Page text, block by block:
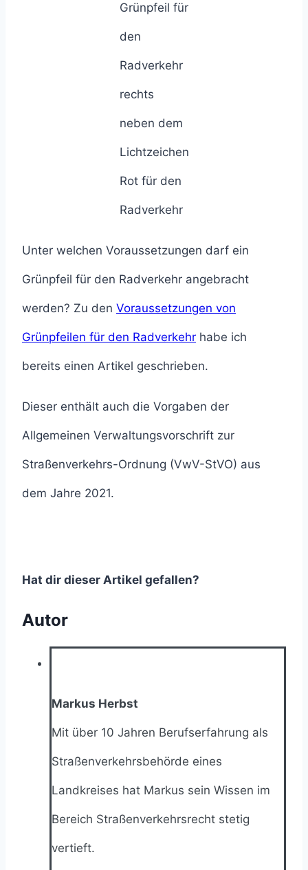
Grünpfeil für
den
Radverkehr
rechts
neben dem
Lichtzeichen
Rot für den
Radverkehr
Unter welchen Voraussetzungen darf ein
Grünpfeil für den Radverkehr angebracht
werden? Zu den Voraussetzungen von
Grünpfeilen für den Radverkehr habe ich
bereits einen Artikel geschrieben.
Dieser enthält auch die Vorgaben der
Allgemeinen Verwaltungsvorschrift zur
Straßenverkehrs-Ordnung (VwV-StVO) aus
dem Jahre 2021.
Hat dir dieser Artikel gefallen?
Autor
Markus Herbst
Mit über 10 Jahren Berufserfahrung als
Straßenverkehrsbehörde eines
Landkreises hat Markus sein Wissen im
Bereich Straßenverkehrsrecht stetig
vertieft.